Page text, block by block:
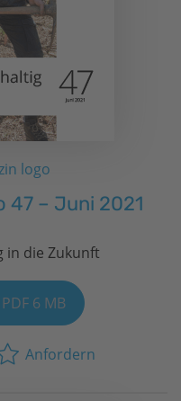
logo
47 – Juni 2021
in die Zukunft
PDF 6 MB
Anfordern